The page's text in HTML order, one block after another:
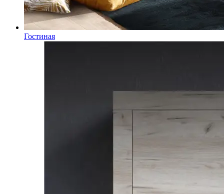
Гостиная